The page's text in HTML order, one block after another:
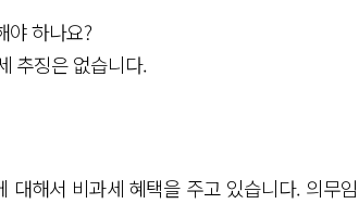
야 하나요?
추징은 없습니다.
해서 비과세 혜택을 주고 있습니다. 의무임